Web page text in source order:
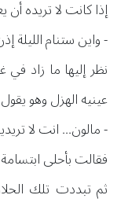
إذا كانت لا تريده أن
- واين ستنام الليلة
نظر إليها ما زاد
عينيه الهزل وهو يقول
- مالون... انت لا
فقالت بأحلى
ثم تبددت تلك